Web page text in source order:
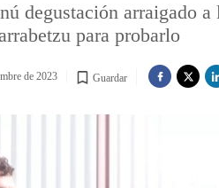
degustación arraigado
para probarlo
de 2023 Guardar